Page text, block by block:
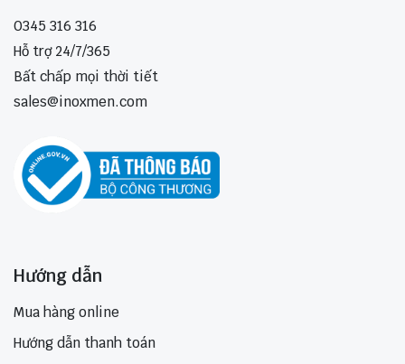
0345 316 316
Hỗ trợ 24/7/365
Bất chấp mọi thời tiết
sales@inoxmen.com
Hướng dẫn
Mua hàng online
Hướng dẫn thanh toán